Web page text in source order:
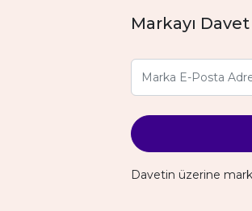
Markayı
Davetin üzerine